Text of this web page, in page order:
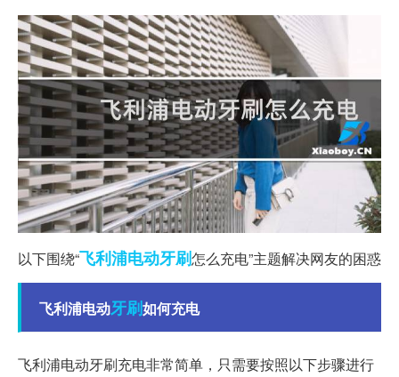
以下围绕“飞利浦电动牙刷怎么充电”主题解决网友的困惑
飞利浦电动牙刷如何充电
飞利浦电动牙刷充电非常简单，只需要按照以下步骤进行